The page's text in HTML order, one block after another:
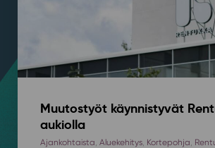
Muutostyöt käynnistyvät
aukiolla
Ajankohtaista Aluekehitys, Kortepohja